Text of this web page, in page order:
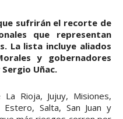
sufrirán el recorte de
que representan
La lista incluye aliados
y gobernadores
Uñac.
Rioja, Jujuy, Misiones,
Salta, San Juan y